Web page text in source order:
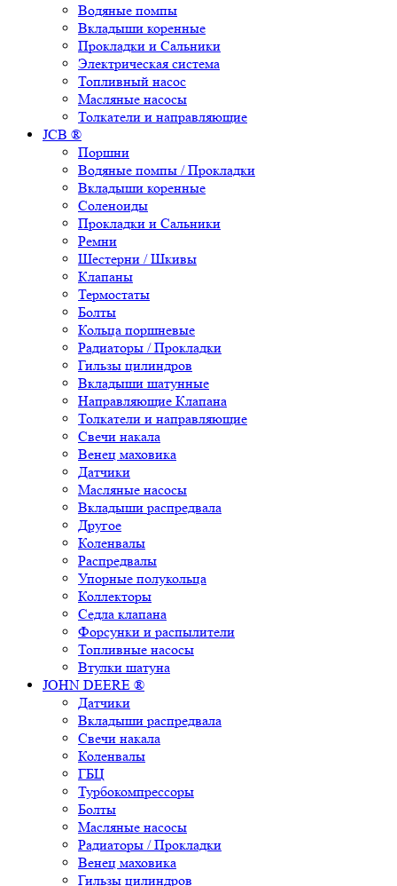
Водяные помпы
Вкладыши коренные
Прокладки и Сальники
Электрическая система
Топливный насос
Масляные насосы
Толкатели и направляющие
JCB ®
Поршни
Водяные помпы / Прокладки
Вкладыши коренные
Соленоиды
Прокладки и Сальники
Ремни
Шестерни / Шкивы
Клапаны
Термостаты
Болты
Кольца поршневые
Радиаторы / Прокладки
Гильзы цилиндров
Вкладыши шатунные
Направляющие Клапана
Толкатели и направляющие
Свечи накала
Венец маховика
Датчики
Масляные насосы
Вкладыши распредвала
Другое
Коленвалы
Распредвалы
Упорные полукольца
Коллекторы
Седла клапана
Форсунки и распылители
Топливные насосы
Втулки шатуна
JOHN DEERE ®
Датчики
Вкладыши распредвала
Свечи накала
Коленвалы
ГБЦ
Турбокомпрессоры
Болты
Масляные насосы
Радиаторы / Прокладки
Венец маховика
Гильзы цилиндров